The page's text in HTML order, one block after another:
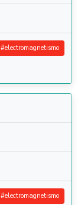
#electromagnetismo
#electromagnetismo